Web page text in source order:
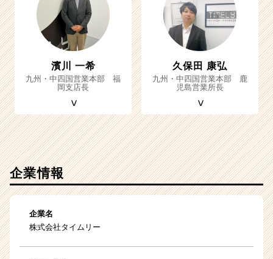
濱川 一希
九州・中四国営業本部 福
岡支店長
久保田 康弘
九州・中四国営業本部 鹿
児島営業所長
企業情報
企業名
株式会社タイムリー